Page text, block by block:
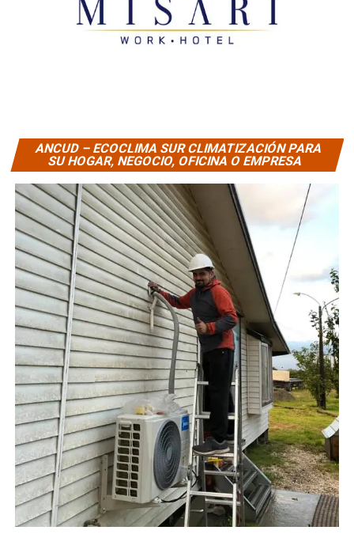
ANCUD – ECOCLIMA SUR CLIMATIZACIÓN PARA
SU HOGAR, NEGOCIO, OFICINA O EMPRESA